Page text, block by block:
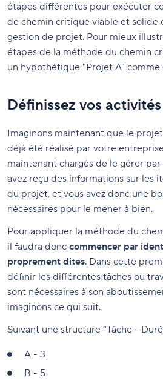
étapes différentes pour exécuter
de chemin critique viable et solide
gestion de projet. Pour mieux
étapes de la méthode du chemin
un hypothétique "Projet A"
Définissez vos activités
Imaginons maintenant que le
déjà été réalisé par votre
maintenant chargés de le gérer par
avez reçu des informations sur les
du projet, et vous avez donc une
nécessaires pour le mener à bien.
Pour appliquer la méthode du
il faudra donc commencer par
proprement dites. Dans cette
définir les différentes tâches ou
sont nécessaires à son
imaginons ce qui suit.
Suivant une structure “Tâche -
A - 3
B - 5